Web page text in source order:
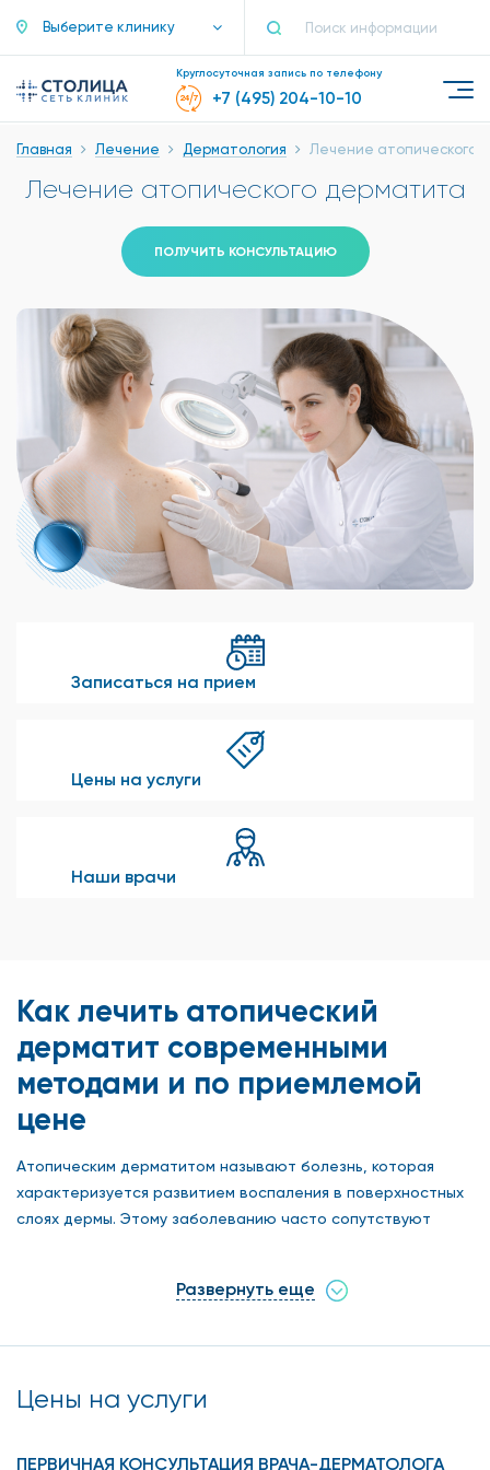
Выберите клинику
Круглосуточная запись по телефону
+7 (495) 204-10-10
Главная Лечение Дерматология Лечение атопического
Лечение атопического дерматита
ПОЛУЧИТЬ КОНСУЛЬТАЦИЮ
Записаться на прием
Цены на услуги
Наши врачи
Как лечить атопический
дерматит современными
методами и по приемлемой
цене
Атопическим дерматитом называют болезнь, которая
характеризуется развитием воспаления в поверхностных
слоях дермы. Этому заболеванию часто сопутствуют
дерматит поражает детей, а в период взросления у
патология сопровождает человека всю жизнь и приносит
он не может продуктивно работать и качественно
начаться проблемы с нервами. Также на кожные области,
Развернуть еще
Цены на услуги
ПЕРВИЧНАЯ КОНСУЛЬТАЦИЯ ВРАЧА-ДЕРМАТОЛОГА